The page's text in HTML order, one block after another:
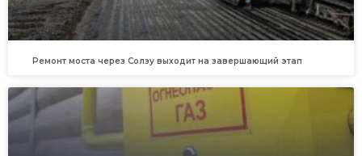
Ремонт моста через Солзу выходит на завершающий этап